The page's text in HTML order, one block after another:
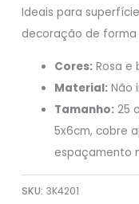
Ideais para
decoração de
Cores: Rosa e
Material: Não
Tamanho: 25
5x6cm, cobre
espaçamento
SKU: 3K4201